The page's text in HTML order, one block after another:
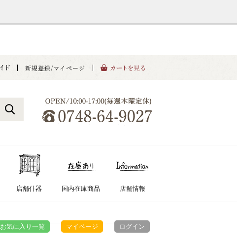
お気に入り一覧 マイページ ログイン